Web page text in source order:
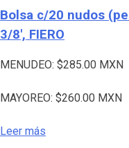
Bolsa c/20 nudos
3/8′, FIERO
MENUDEO: $285.00 MXN
MAYOREO: $260.00 MXN
Leer más